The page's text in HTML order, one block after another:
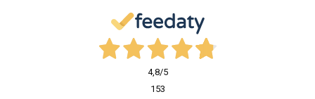
4,8/5
153